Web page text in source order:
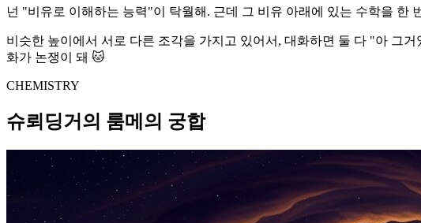
넌 "비유로 이해하는 능력"이 탁월해. 근데 그 비유 아래에 있는 수학을 한
비슷한 높이에서 서로 다른 조각을 가지고 있어서, 대화하면 둘 다 "아 그
화가 논쟁이 돼 🐱
CHEMISTRY
슈뢰딩거의 룸메의 궁합